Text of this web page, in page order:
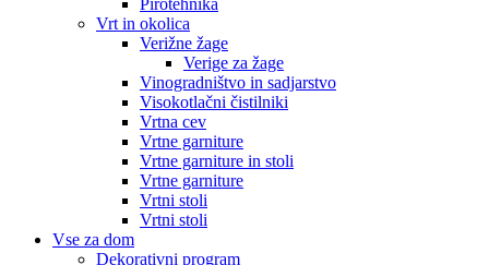
Pirotehnika
Vrt in okolica
Verižne žage
Verige za žage
Vinogradništvo in sadjarstvo
Visokotlačni čistilniki
Vrtna cev
Vrtne garniture
Vrtne garniture in stoli
Vrtne garniture
Vrtni stoli
Vrtni stoli
Vse za dom
Dekorativni program